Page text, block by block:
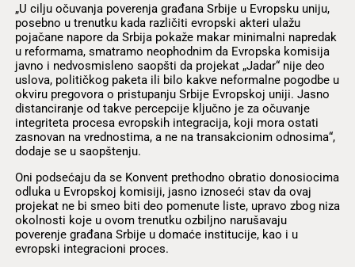
„U cilju očuvanja poverenja građana Srbije u Evropsku uniju,
posebno u trenutku kada različiti evropski akteri ulažu
pojačane napore da Srbija pokaže makar minimalni napredak
u reformama, smatramo neophodnim da Evropska komisija
javno i nedvosmisleno saopšti da projekat „Jadar“ nije deo
uslova, političkog paketa ili bilo kakve neformalne pogodbe u
okviru pregovora o pristupanju Srbije Evropskoj uniji. Jasno
distanciranje od takve percepcije ključno je za očuvanje
integriteta procesa evropskih integracija, koji mora ostati
zasnovan na vrednostima, a ne na transakcionim odnosima“,
dodaje se u saopštenju.
Oni podsećaju da se Konvent prethodno obratio donosiocima
odluka u Evropskoj komisiji, jasno iznoseći stav da ovaj
projekat ne bi smeo biti deo pomenute liste, upravo zbog niza
okolnosti koje u ovom trenutku ozbiljno narušavaju
poverenje građana Srbije u domaće institucije, kao i u
evropski integracioni proces.